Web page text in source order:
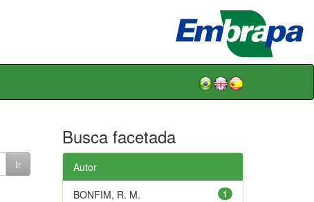
Busca facetada
Autor
1
BONFIM, R. M.